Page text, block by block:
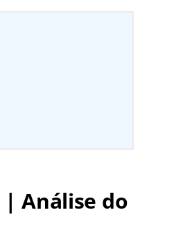
| Análise do